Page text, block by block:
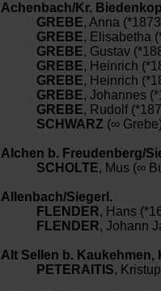
Achenbach/Kr.
GREBE, Anna
GREBE, Elisabetha
GREBE, Gustav
GREBE, Heinrich
GREBE, Heinrich
GREBE, Johannes
GREBE, Rudolf
SCHWARZ (∞
Alchen b. Freudenberg/
SCHOLTE, Mus (∞
Allenbach/Siegerl.
FLENDER, Hans
FLENDER, Johann
Alt Sellen b. Kaukehmen,
PETERAITIS,